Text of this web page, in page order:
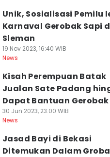
Unik, Sosialisasi Pemilu
Karnaval Gerobak Sapi
Sleman
19 Nov 2023, 16:40 WIB
News
Kisah Perempuan Batak
Jualan Sate Padang
Dapat Bantuan Gerobak
30 Jun 2023, 23:00 WIB
News
Jasad Bayi di Bekasi
Ditemukan Dalam